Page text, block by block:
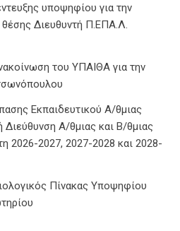
υποψηφίου για την
Διευθυντή Π.ΕΠΑ.Λ.
του ΥΠΑΙΘΑ για την
Εκπαιδευτικού Α/θμιας
Α/θμιας και Β/θμιας
2026-2027, 2027-2028 και 2028-
Πίνακας Υποψηφίου